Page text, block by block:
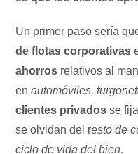
Un primer paso sería
de flotas corporativas
ahorros relativos al
enautomóviles,
clientes privados se
se olvidan del resto de
ciclo de vida del bien.